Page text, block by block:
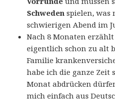
Schweden spielen, was
schwierigen Abend im
Nach 8 Monaten
eigentlich schon zu alt
Familie
habe ich die ganze Zeit
Monat abdrücken
mich einfach aus